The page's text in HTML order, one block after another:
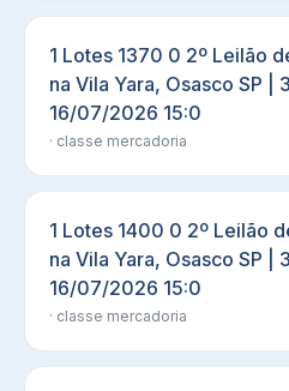
1 Lotes 1370 0 2º Leilão
na Vila Yara, Osasco SP |
16/07/2026 15:0
· classe mercadoria
1 Lotes 1400 0 2º Leilão
na Vila Yara, Osasco SP |
16/07/2026 15:0
· classe mercadoria